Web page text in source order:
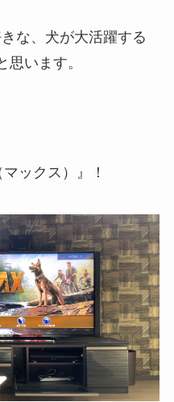
な、犬が大活躍する
います。
ックス）』！